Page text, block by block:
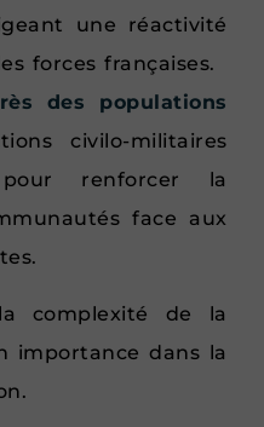
une réactivité
forces françaises.
des populations
civilo-militaires
renforcer la
face aux
complexité de la
importance dans la